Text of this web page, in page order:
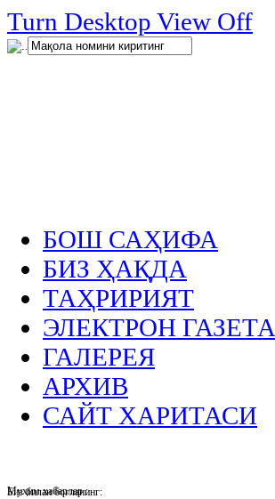
Turn Desktop View Off
.
БОШ САҲИФА
БИЗ ҲАҚДА
ТАҲРИРИЯТ
ЭЛЕКТРОН ГАЗЕТА
ГАЛЕРЕЯ
АРХИВ
САЙТ ХАРИТАСИ
Муҳим хабарлар :
Биз билан боғланинг: